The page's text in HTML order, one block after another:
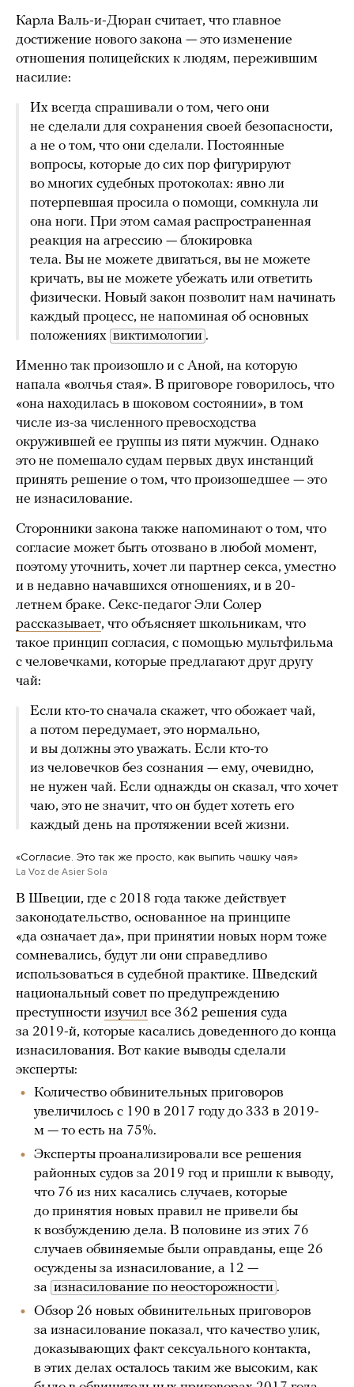
Карла Валь-и-Дюран считает, что главное
достижение нового закона — это изменение
отношения полицейских к людям, пережившим
насилие:
Их всегда спрашивали о том, чего они
не сделали для сохранения своей безопасности,
а не о том, что они сделали. Постоянные
вопросы, которые до сих пор фигурируют
во многих судебных протоколах: явно ли
потерпевшая просила о помощи, сомкнула ли
она ноги. При этом самая распространенная
реакция на агрессию — блокировка
тела. Вы не можете двигаться, вы не можете
кричать, вы не можете убежать или ответить
физически. Новый закон позволит нам начинать
каждый процесс, не напоминая об основных
положениях виктимологии .
Именно так произошло и с Аной, на которую
напала «волчья стая». В приговоре говорилось, что
«она находилась в шоковом состоянии», в том
числе из-за численного превосходства
окружившей ее группы из пяти мужчин. Однако
это не помешало судам первых двух инстанций
принять решение о том, что произошедшее — это
не изнасилование.
Сторонники закона также напоминают о том, что
согласие может быть отозвано в любой момент,
поэтому уточнить, хочет ли партнер секса, уместно
и в недавно начавшихся отношениях, и в 20-
летнем браке. Секс-педагог Эли Солер
рассказывает, что объясняет школьникам, что
такое принцип согласия, с помощью мультфильма
с человечками, которые предлагают друг другу
чай:
Если кто-то сначала скажет, что обожает чай,
а потом передумает, это нормально,
и вы должны это уважать. Если кто-то
из человечков без сознания — ему, очевидно,
не нужен чай. Если однажды он сказал, что хочет
чаю, это не значит, что он будет хотеть его
каждый день на протяжении всей жизни.
«Согласие. Это так же просто, как выпить чашку чая»
La Voz de Asier Sola
В Швеции, где с 2018 года также действует
законодательство, основанное на принципе
«да означает да», при принятии новых норм тоже
сомневались, будут ли они справедливо
использоваться в судебной практике. Шведский
национальный совет по предупреждению
преступности изучил все 362 решения суда
за 2019-й, которые касались доведенного до конца
изнасилования. Вот какие выводы сделали
эксперты:
Количество обвинительных приговоров
увеличилось с 190 в 2017 году до 333 в 2019-
м — то есть на 75%.
Эксперты проанализировали все решения
районных судов за 2019 год и пришли к выводу,
что 76 из них касались случаев, которые
до принятия новых правил не привели бы
к возбуждению дела. В половине из этих 76
случаев обвиняемые были оправданы, еще 26
осуждены за изнасилование, а 12 —
за изнасилование по неосторожности .
Обзор 26 новых обвинительных приговоров
за изнасилование показал, что качество улик,
доказывающих факт сексуального контакта,
в этих делах осталось таким же высоким, как